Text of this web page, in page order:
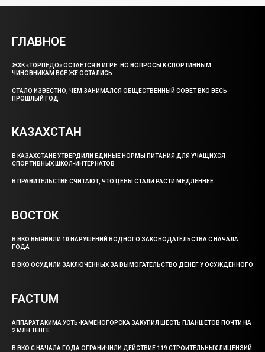
ГЛАВНОЕ
ЖХК «ТОРПЕДО» ОСТАЕТСЯ В ИГРЕ. НО ВОПРОСЫ К СПОРТИВНЫМ
ЧИНОВНИКАМ ВСЕ ЖЕ ОСТАЛИСЬ
СТАЛО ИЗВЕСТНО, ЧЕМ ЗАНИМАЛСЯ ОБЩЕСТВЕННЫЙ СОВЕТ ВКО ВЕСЬ
ПРОШЛЫЙ ГОД
КАЗАХСТАН
В КАЗАХСТАНЕ УТВЕРДИЛИ ЕДИНЫЕ НОРМЫ ПИТАНИЯ ДЛЯ УЧАЩИХСЯ
СПОРТИВНЫХ ШКОЛ-ИНТЕРНАТОВ
В ПРАВИТЕЛЬСТВЕ СЧИТАЮТ, ЧТО ЦЕНЫ СТАЛИ РАСТИ МЕДЛЕННЕЕ
ВОСТОК
В ВКО ВЫЯВИЛИ 10 НАРУШЕНИЙ ВОДНОГО ЗАКОНОДАТЕЛЬСТВА С НАЧАЛА
ГОДА
В ВКО ОСУДИЛИ ЗАКЛЮЧЕННЫХ ЗА ВЫМОГАТЕЛЬСТВО ДЕНЕГ У ОСУЖДЕННОГО
FACTUM
АППАРАТ АКИМА УСТЬ-КАМЕНОГОРСКА ЗАКУПИЛ ШЕСТЬ ПЛАНШЕТОВ ПОЧТИ НА
2 МЛН ТЕНГЕ
В ВКО С НАЧАЛА ГОДА ОГРАНИЧИЛИ ДЕЙСТВИЕ 119 СТРОИТЕЛЬНЫХ ЛИЦЕНЗИЙ